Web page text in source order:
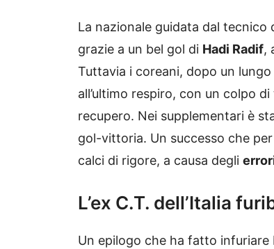
La nazionale guidata dal
grazie a un bel gol di Hadi Radif,
Tuttavia i coreani, dopo un
all’ultimo respiro, con un colpo
recupero. Nei supplementari è
gol-vittoria. Un successo che
calci di rigore, a causa degli
L’ex C.T. dell’Italia
Un epilogo che ha fatto infuriare